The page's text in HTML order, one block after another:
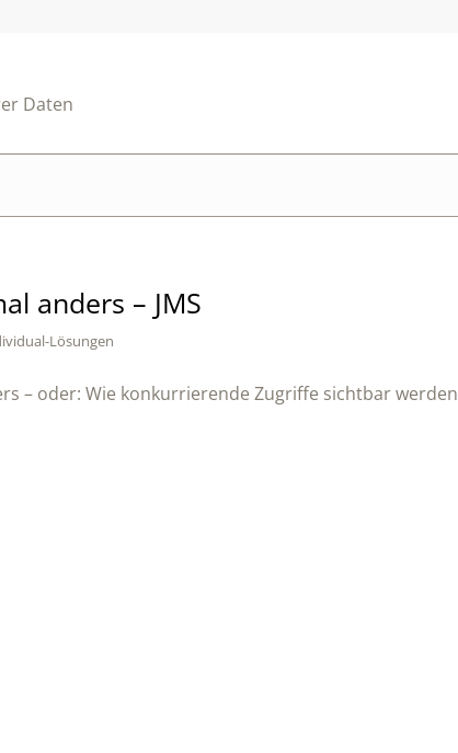
anders – JMS
Lösungen
– oder: Wie konkurrierende Zugriffe sichtbar werden